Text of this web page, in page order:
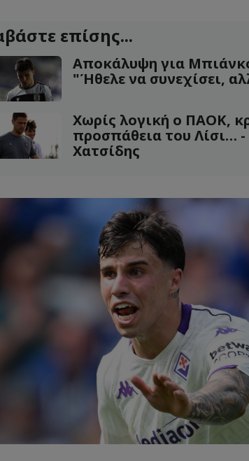
επίσης...
Αποκάλυψη για
"Ήθελε να συνεχίσει,
Χωρίς λογική ο ΠΑΟΚ,
προσπάθεια του Λίσι… -
Χατσίδης